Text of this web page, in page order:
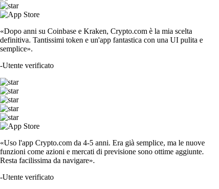
«Dopo anni su Coinbase e Kraken, Crypto.com è la mia scelta
definitiva. Tantissimi token e un'app fantastica con una UI pulita e
semplice».
-Utente verificato
«Uso l'app Crypto.com da 4-5 anni. Era già semplice, ma le nuove
funzioni come azioni e mercati di previsione sono ottime aggiunte.
Resta facilissima da navigare».
-Utente verificato